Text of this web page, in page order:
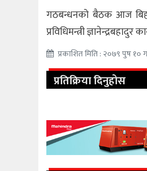
गठबन्धनको बैठक आज
प्रविधिमन्त्री
प्रकाशित मिति : २०७९ पुष
प्रतिक्रिया दिनुहोस